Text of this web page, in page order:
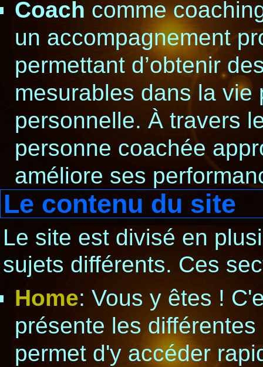
Coach comme
un accompagnement
permettant d’obtenir
mesurables dans la
personnelle. À travers
personne coachée
améliore ses
Le contenu du site
Le site est divisé en
sujets différents. Ces
Home: Vous y êtes !
présente les
permet d'y accéder